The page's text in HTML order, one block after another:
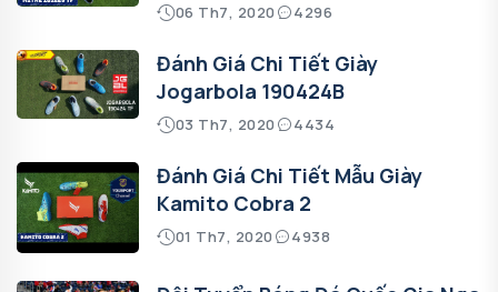
06 Th7, 2020 4296
Đánh Giá Chi Tiết Giày
Jogarbola 190424B
03 Th7, 2020 4434
Đánh Giá Chi Tiết Mẫu Giày
Kamito Cobra 2
01 Th7, 2020 4938